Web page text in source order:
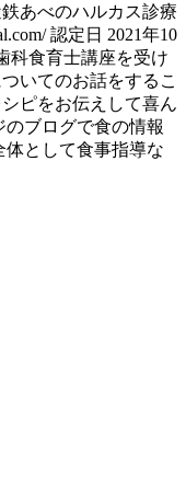
あべのハルカス診療
認定日 2021年10
科食育士講座を受け
いてのお話をするこ
ピをお伝えして喜ん
ブログで食の情報
体として食事指導な